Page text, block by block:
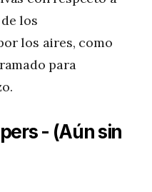
los
los aires, como
para
- (Aún sin